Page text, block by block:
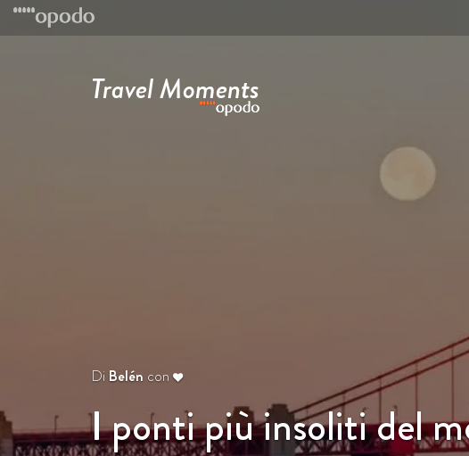
Travel Moments
Budapest: capitale
le stagioni